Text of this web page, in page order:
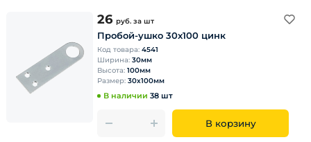
26 руб. за шт
Пробой-ушко 30х100 цинк
Код товара: 4541
Ширина: 30мм
Высота: 100мм
Размер: 30х100мм
В наличии 38 шт
В корзину